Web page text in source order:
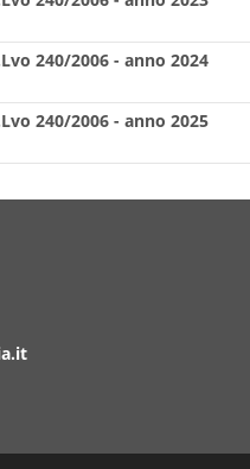
240/2006 - anno 2024
240/2006 - anno 2025